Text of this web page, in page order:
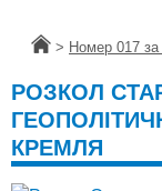
Головна
> Номер 017
РОЗКОЛ
КРЕМЛЯ